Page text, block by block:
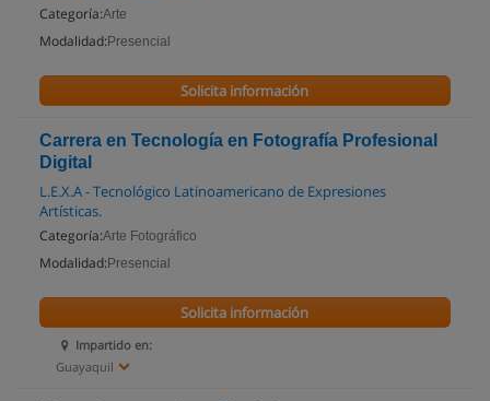
Categoría:Arte
Modalidad: Presencial
Solicita información
Carrera en Tecnología en Fotografía Profesional
Digital
L.E.X.A - Tecnológico Latinoamericano de Expresiones
Artísticas.
Categoría:Arte Fotográfico
Modalidad: Presencial
Impartido en:
Guayaquil
Solicita información